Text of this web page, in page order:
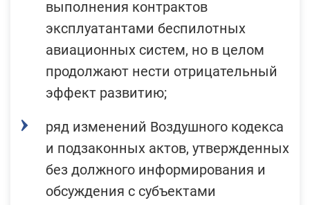
выполнения контрактов
эксплуатантами беспилотных
авиационных систем, но в целом
продолжают нести отрицательный
эффект развитию;
ряд изменений Воздушного кодекса
и подзаконных актов, утвержденных
без должного информирования и
обсуждения с субъектами